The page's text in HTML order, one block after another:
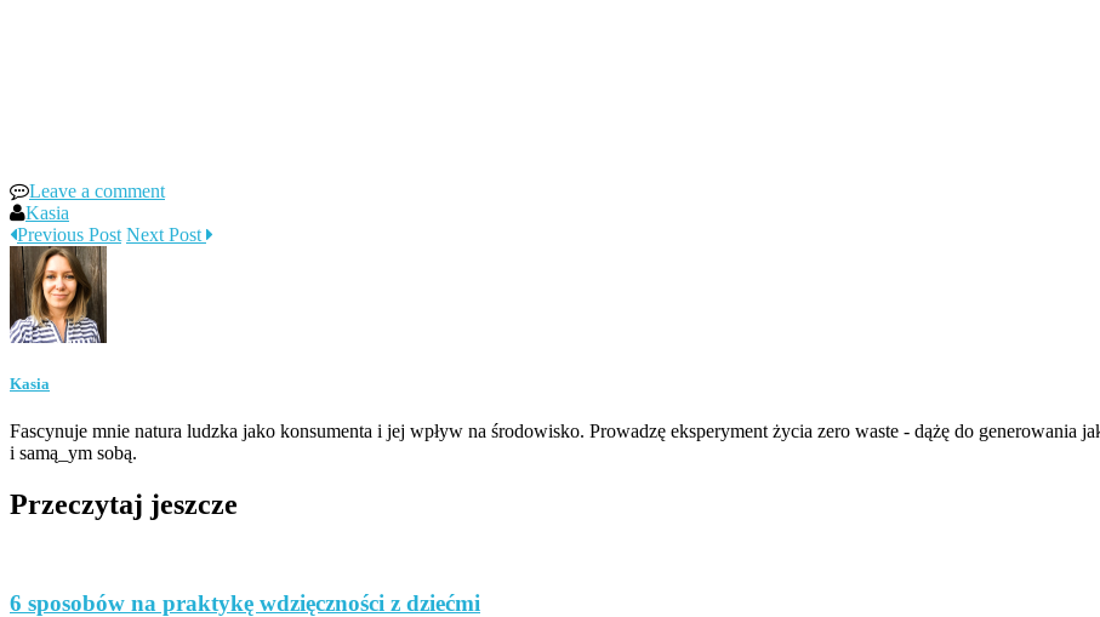
Leave a comment
Kasia
Previous Post Next Post
Kasia
Fascynuje mnie natura ludzka jako konsumenta i jej wpływ na środowisko. Prowadzę eksperyment życia zero waste - dążę do generowania
i samą_ym sobą.
Przeczytaj jeszcze
6 sposobów na praktykę wdzięczności z dziećmi